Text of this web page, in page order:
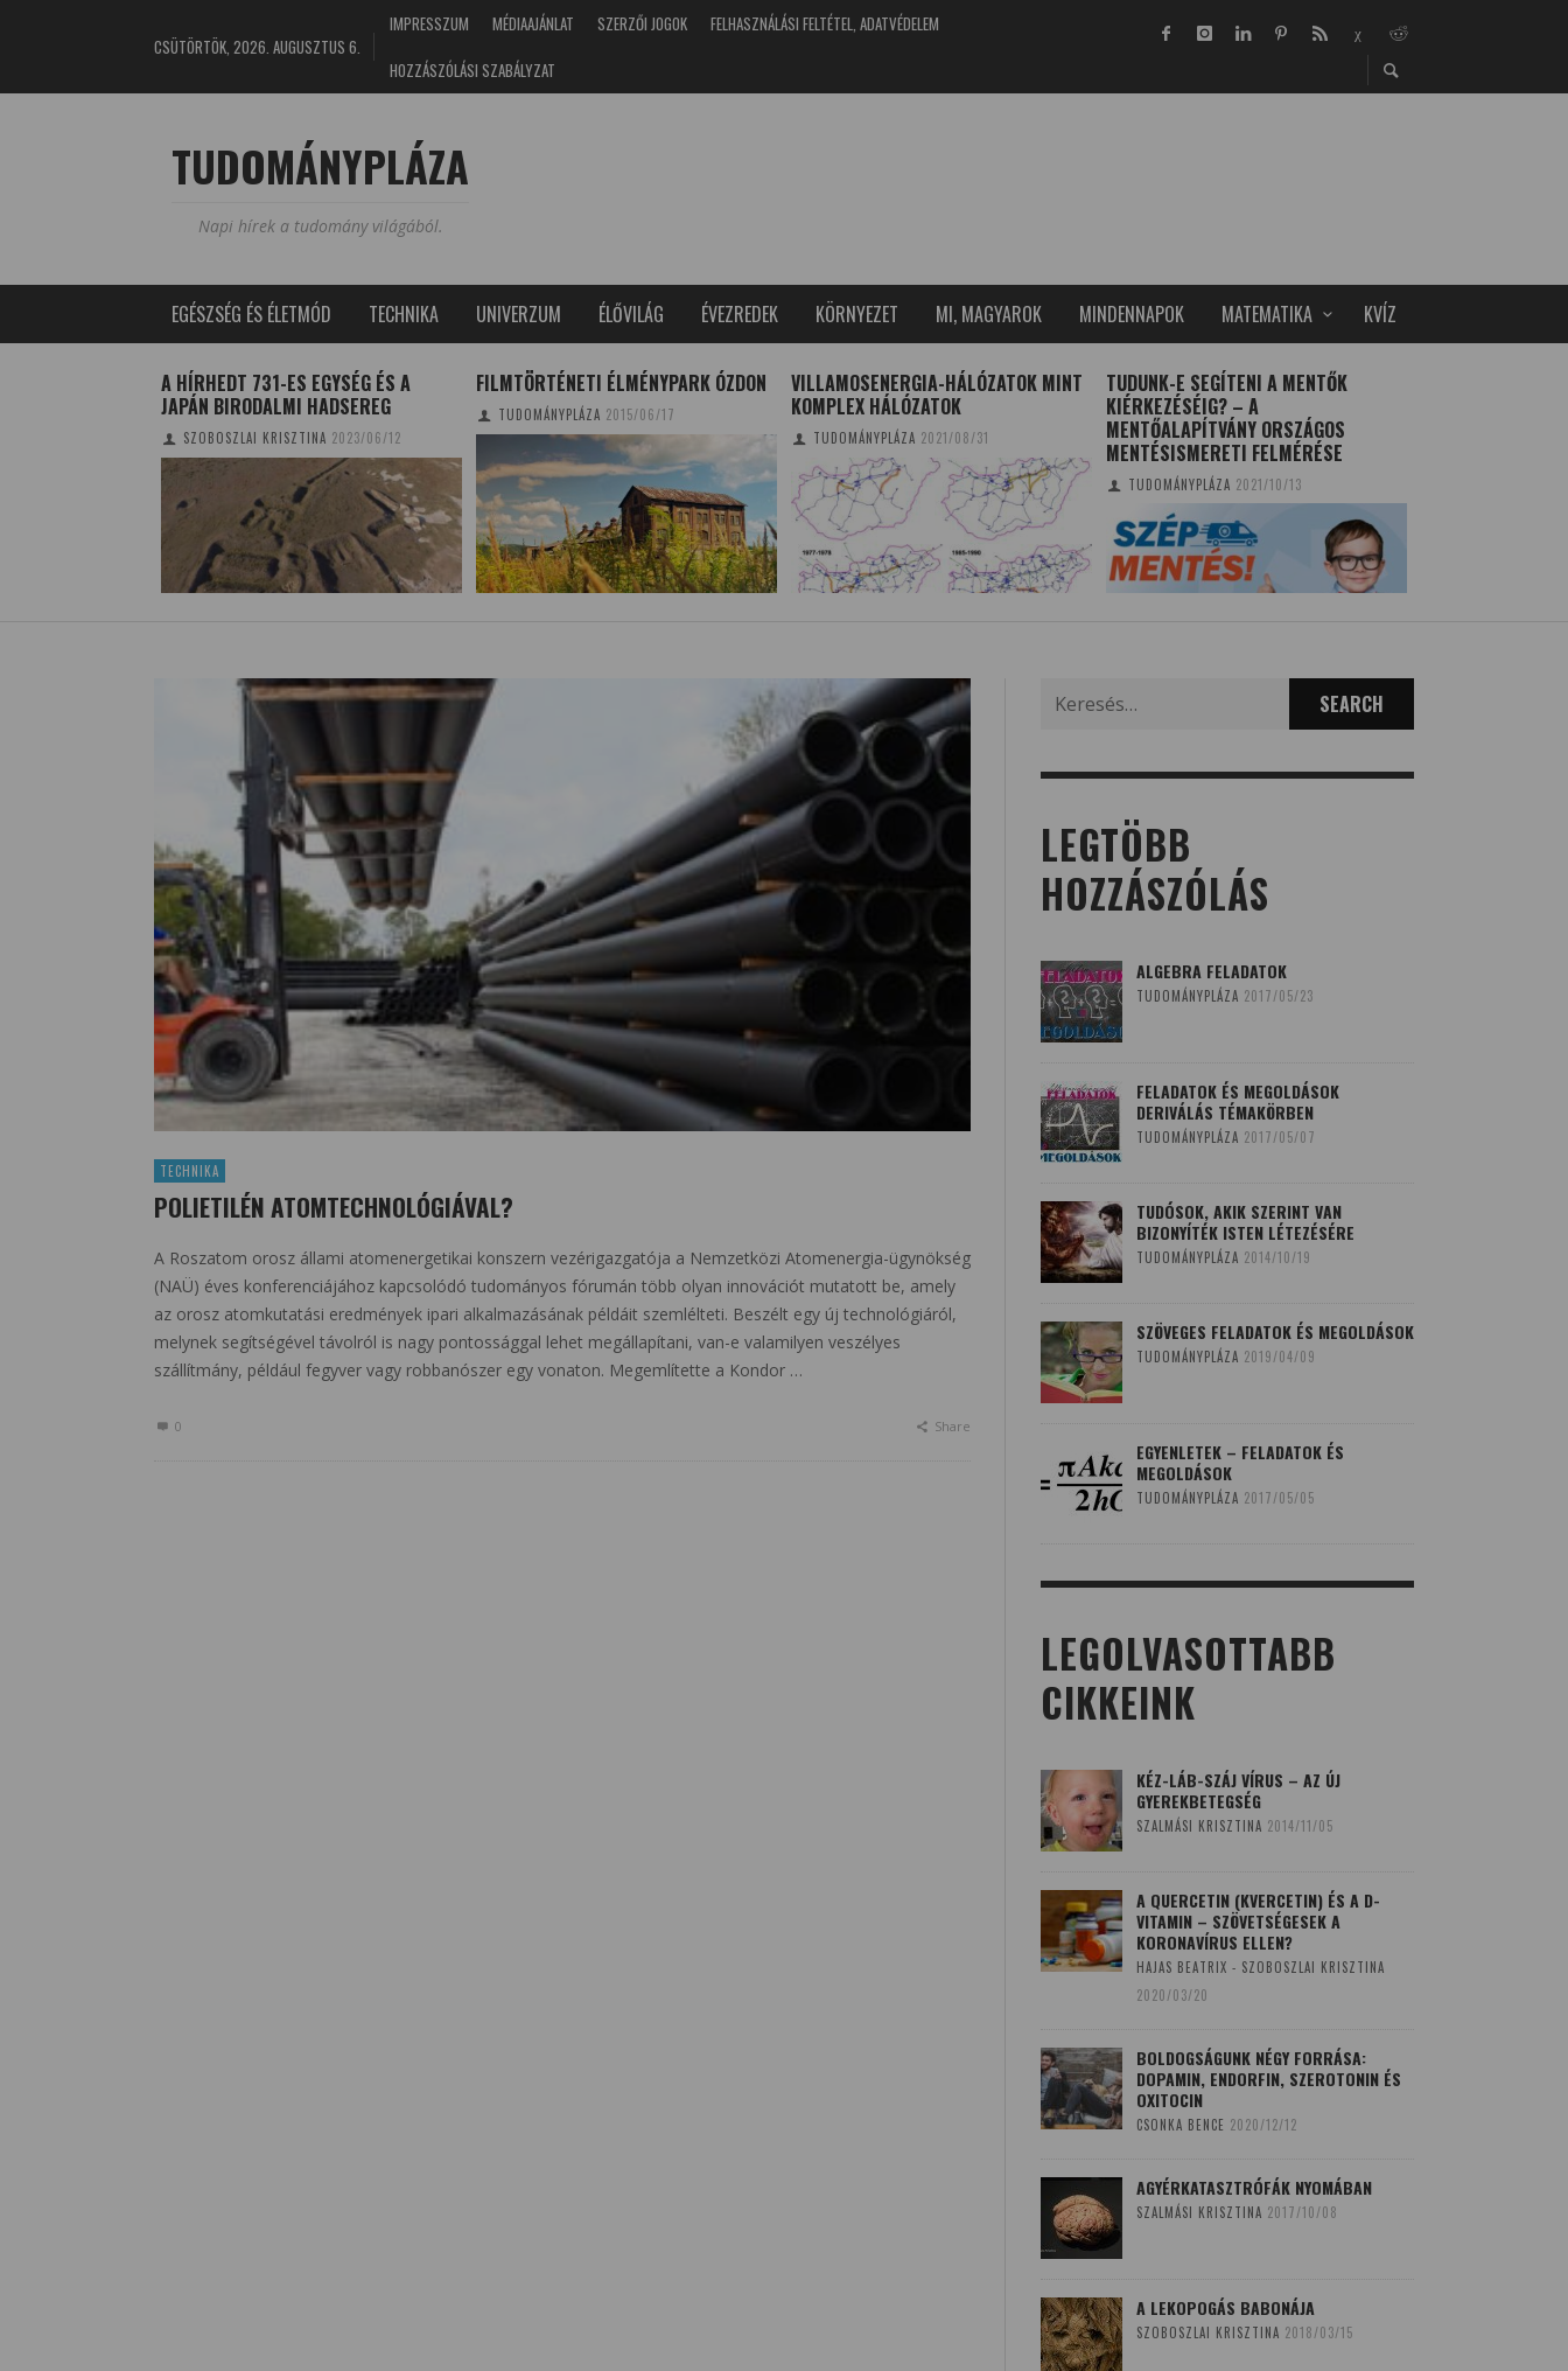
CSÜTÖRTÖK, 2026. AUGUSZTUS 6.
IMPRESSZUM MÉDIAAJÁNLAT SZERZŐI JOGOK
FELHASZNÁLÁSI FELTÉTEL, ADATVÉDELEM
HOZZÁSZÓLÁSI SZABÁLYZAT
TUDOMÁNYPLÁZA
Napi hírek a tudomány világából.
EGÉSZSÉG ÉS ÉLETMÓD TECHNIKA UNIVERZUM ÉLŐVILÁG ÉVEZREDEK KÖRNYEZET MI, MAGYAROK MINDENNAPOK MATEMATIKA KVÍZ
A HÍRHEDT 731-ES EGYSÉG ÉS A
JAPÁN BIRODALMI HADSEREG
SZOBOSZLAI KRISZTINA 2023/06/12
FILMTÖRTÉNETI ÉLMÉNYPARK ÓZDON
TUDOMÁNYPLÁZA 2015/06/17
VILLAMOSENERGIA-HÁLÓZATOK MINT
KOMPLEX HÁLÓZATOK
TUDOMÁNYPLÁZA 2021/08/31
TUDUNK-E SEGÍTENI A MENTŐK
KIÉRKEZÉSÉIG? – A
MENTŐALAPÍTVÁNY ORSZÁGOS
MENTÉSISMERETI FELMÉRÉSE
TUDOMÁNYPLÁZA 2021/10/13
TECHNIKA
POLIETILÉN ATOMTECHNOLÓGIÁVAL?
A Roszatom orosz állami atomenergetikai konszern vezérigazgatója a Nemzetközi Atomenergia-ügynökség
(NAÜ) éves konferenciájához kapcsolódó tudományos fórumán több olyan innovációt mutatott be, amely
az orosz atomkutatási eredmények ipari alkalmazásának példáit szemlélteti. Beszélt egy új technológiáról,
melynek segítségével távolról is nagy pontossággal lehet megállapítani, van-e valamilyen veszélyes
szállítmány, például fegyver vagy robbanószer egy vonaton. Megemlítette a Kondor …
0 Share
for:
LEGTÖBB
HOZZÁSZÓLÁS
ALGEBRA FELADATOK
TUDOMÁNYPLÁZA 2017/05/23
FELADATOK ÉS MEGOLDÁSOK
DERIVÁLÁS TÉMAKÖRBEN
TUDOMÁNYPLÁZA 2017/05/07
TUDÓSOK, AKIK SZERINT VAN
BIZONYÍTÉK ISTEN LÉTEZÉSÉRE
TUDOMÁNYPLÁZA 2014/10/19
SZÖVEGES FELADATOK ÉS MEGOLDÁSOK
TUDOMÁNYPLÁZA 2019/04/09
EGYENLETEK – FELADATOK ÉS
MEGOLDÁSOK
TUDOMÁNYPLÁZA 2017/05/05
LEGOLVASOTTABB
CIKKEINK
KÉZ-LÁB-SZÁJ VÍRUS – AZ ÚJ
GYEREKBETEGSÉG
SZALMÁSI KRISZTINA 2014/11/05
A QUERCETIN (KVERCETIN) ÉS A D-
VITAMIN – SZÖVETSÉGESEK A
KORONAVÍRUS ELLEN?
HAJAS BEATRIX - SZOBOSZLAI KRISZTINA
2020/03/20
BOLDOGSÁGUNK NÉGY FORRÁSA:
DOPAMIN, ENDORFIN, SZEROTONIN ÉS
OXITOCIN
CSONKA BENCE 2020/12/12
AGYÉRKATASZTRÓFÁK NYOMÁBAN
SZALMÁSI KRISZTINA 2017/10/08
A LEKOPOGÁS BABONÁJA
SZOBOSZLAI KRISZTINA 2018/03/15